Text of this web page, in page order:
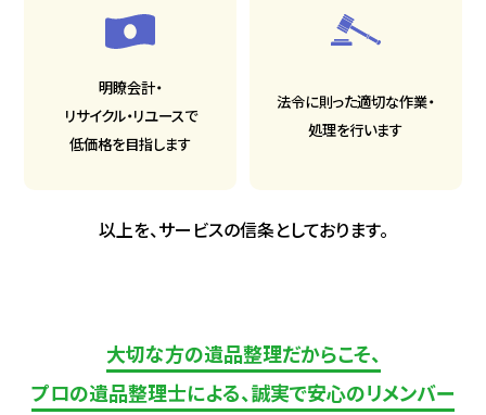
明瞭会計・
リサイクル・リユースで
低価格を目指します
法令に則った適切な作業・
処理を行います
以上を、サービスの信条としております。
大切な方の遺品整理だからこそ、
プロの遺品整理士による、誠実で安心のリメンバー